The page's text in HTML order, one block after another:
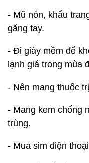
- Mũ nón, khẩu
găng tay.
- Đi giày mềm để
lạnh giá trong mùa
- Nên mang thuốc
- Mang kem chống
trùng.
- Mua sim điện